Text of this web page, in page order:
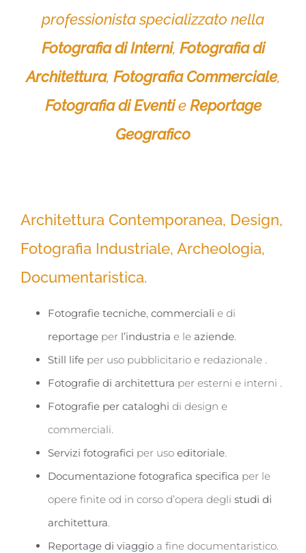
professionista specializzato nella
Fotografia di Interni, Fotografia di
Architettura, Fotografia Commerciale,
Fotografia di EventieReportage
Geografico
Architettura Contemporanea, Design,
Fotografia Industriale, Archeologia,
Documentaristica.
Fotografie tecniche commerciali e di
reportage per l’industria e le aziende
Still life per uso pubblicitario e redazionale .
Fotografie di architettura per esterni e interni .
Fotografie per cataloghi di design e
commerciali.
Servizi fotografici per uso editoriale
Documentazione fotografica specifica per le
opere finite od in corso d’opera degli studi di
architettura
Reportage di viaggio a fine documentaristico.